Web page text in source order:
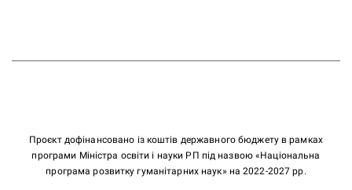
Проєкт дофінансовано із коштів державного бюджету в рамках
програми Міністра освіти і науки РП під назвою «Національна
програма розвитку гуманітарних наук» на 2022-2027 рр.